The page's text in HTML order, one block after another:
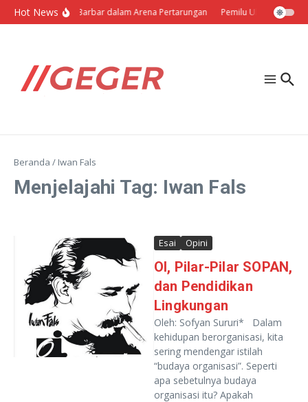
Lewati ke konten
Hot NewsPolitik Barbar dalam Arena Pertarungan Pemilu Ukraina: Milih
Beranda / Iwan Fals
Menjelajahi Tag: Iwan Fals
Esai Opini
OI, Pilar-Pilar SOPAN,
dan Pendidikan
Lingkungan
Oleh: Sofyan Sururi* Dalam
kehidupan berorganisasi, kita
sering mendengar istilah
“budaya organisasi”. Seperti
apa sebetulnya budaya
organisasi itu? Apakah